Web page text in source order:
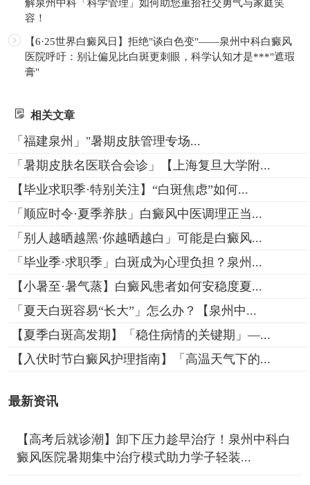
解泉州中科「科学管理」如何助您重拾社交勇气与家庭笑
容！
【6·25世界白癜风日】拒绝"谈白色变"——泉州中科白癜风
医院呼吁：别让偏见比白斑更刺眼，科学认知才是***"遮瑕
膏"
相关文章
「福建泉州」"暑期皮肤管理专场...
「暑期皮肤名医联合会诊」【上海复旦大学附...
【毕业求职季·特别关注】“白斑焦虑”如何...
「顺应时令·夏季养肤」白癜风中医调理正当...
「别人越晒越黑·你越晒越白」可能是白癜风...
「毕业季·求职季」白斑成为心理负担？泉州...
【小暑至·暑气蒸】白癜风患者如何安稳度夏...
「夏天白斑容易“长大”」怎么办？【泉州中...
【夏季白斑高发期】「稳住病情的关键期」—...
【入伏时节白癜风护理指南】「高温天气下的...
最新资讯
【高考后就诊潮】卸下压力趁早治疗！泉州中科白
癜风医院暑期集中治疗模式助力学子轻装...